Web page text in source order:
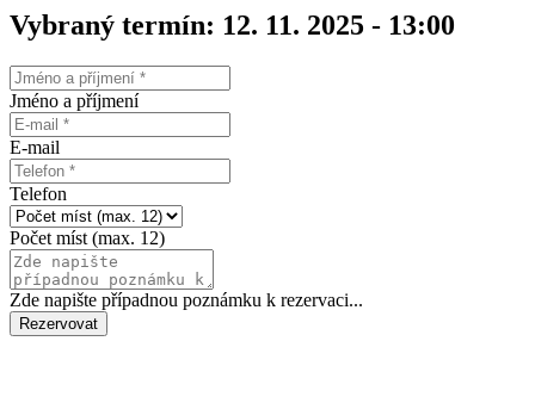
Vybraný termín: 12. 11. 2025 - 13:00
Jméno a příjmení
E-mail
Telefon
Počet míst (max. 12)
Zde napište případnou poznámku k rezervaci...
Rezervovat